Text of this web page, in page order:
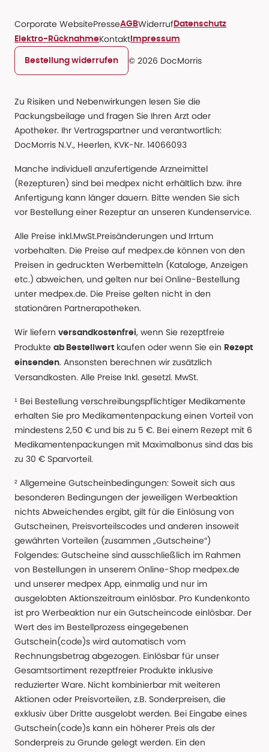
Corporate WebsitePresseAGBWiderruf Datenschutz
Elektro-RücknahmeKontakt Impressum
Bestellung widerrufen © 2026 DocMorris
Zu Risiken und Nebenwirkungen lesen Sie die
Packungsbeilage und fragen Sie Ihren Arzt oder
Apotheker. Ihr Vertragspartner und verantwortlich:
DocMorris N.V., Heerlen, KVK-Nr. 14066093
Manche individuell anzufertigende Arzneimittel
(Rezepturen) sind bei medpex nicht erhältlich bzw. ihre
Anfertigung kann länger dauern. Bitte wenden Sie sich
vor Bestellung einer Rezeptur an unseren Kundenservice.
Alle Preise inkl.MwSt.Preisänderungen und Irrtum
vorbehalten. Die Preise auf medpex.de können von den
Preisen in gedruckten Werbemitteln (Kataloge, Anzeigen
etc.) abweichen, und gelten nur bei Online-Bestellung
unter medpex.de. Die Preise gelten nicht in den
stationären Partnerapotheken.
Wir liefern versandkostenfrei, wenn Sie rezeptfreie
Produkte ab Bestellwert kaufen oder wenn Sie ein Rezept
einsenden. Ansonsten berechnen wir zusätzlich
Versandkosten. Alle Preise Inkl. gesetzl. MwSt.
¹ Bei Bestellung verschreibungspflichtiger Medikamente
erhalten Sie pro Medikamentenpackung einen Vorteil von
mindestens 2,50 € und bis zu 5 €. Bei einem Rezept mit 6
Medikamentenpackungen mit Maximalbonus sind das bis
zu 30 € Sparvorteil.
² Allgemeine Gutscheinbedingungen: Soweit sich aus
besonderen Bedingungen der jeweiligen Werbeaktion
nichts Abweichendes ergibt, gilt für die Einlösung von
Gutscheinen, Preisvorteilscodes und anderen insoweit
gewährten Vorteilen (zusammen „Gutscheine“)
Folgendes: Gutscheine sind ausschließlich im Rahmen
von Bestellungen in unserem Online-Shop medpex.de
und unserer medpex App, einmalig und nur im
ausgelobten Aktionszeitraum einlösbar. Pro Kundenkonto
ist pro Werbeaktion nur ein Gutscheincode einlösbar. Der
Wert des im Bestellprozess eingegebenen
Gutschein(code)s wird automatisch vom
Rechnungsbetrag abgezogen. Einlösbar für unser
Gesamtsortiment rezeptfreier Produkte inklusive
reduzierter Ware. Nicht kombinierbar mit weiteren
Aktionen oder Preisvorteilen, z.B. Sonderpreisen, die
exklusiv über Dritte ausgelobt werden. Bei Eingabe eines
Gutschein(code)s kann ein höherer Preis als der
Sonderpreis zu Grunde gelegt werden. Ein den